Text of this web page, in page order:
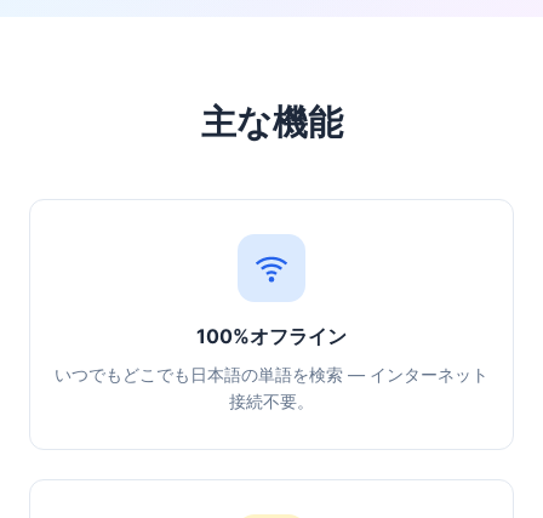
主な機能
100%オフライン
いつでもどこでも日本語の単語を検索 — インターネット
接続不要。